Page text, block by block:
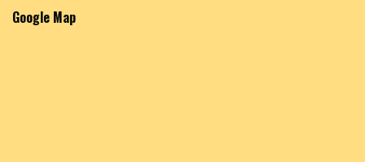
Google Map